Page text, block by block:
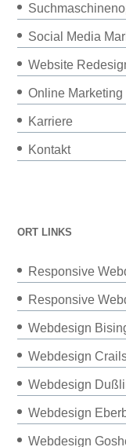
Social Media
Website
Online Marketing
Karriere
Kontakt
ORT LINKS
Responsive
Responsive
Webdesign
Webdesign
Webdesign
Webdesign
Webdesign